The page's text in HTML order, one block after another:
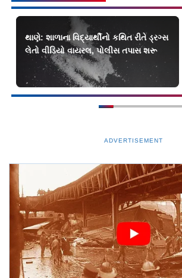
થાણે: શાળાના વિદ્યાર્થીનો કથિત રીતે ડ્રગ્સ
લેતો વીડિયો વાયરલ, પોલીસ તપાસ શરૂ
ADVERTISEMENT